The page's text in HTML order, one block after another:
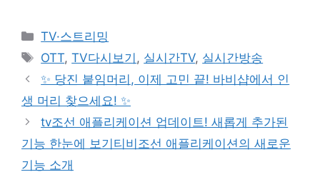
카
테
리
TV·스트리밍
태
그
OTT,TV다시보기 , 실시간TV, 실시간방송
✨ 당진 붙임머리, 이제 고민 끝! 바비샵에서 인
생 머리 찾으세요! ✨
tv조선 애플리케이션 업데이트! 새롭게 추가된
기능 한눈에 보기티비조선 애플리케이션의 새로운
기능 소개